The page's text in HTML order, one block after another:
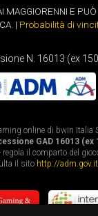
MAGGIORENNI E
| Probabilità di
N. 16013 (ex
online di bwin Italia
GAD 16013 (ex
regola il comparto del
il sito http://adm.gov.it